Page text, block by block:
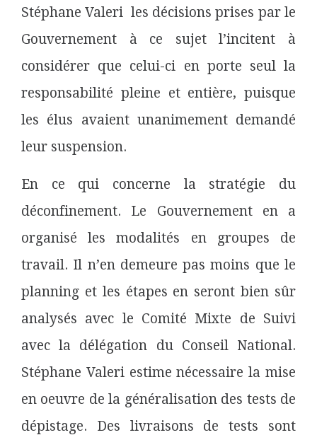
Stéphane Valeri les décisions prises par le
Gouvernement à ce sujet l’incitent à
considérer que celui-ci en porte seul la
responsabilité pleine et entière, puisque
les élus avaient unanimement demandé
leur suspension.
En ce qui concerne la stratégie du
déconfinement. Le Gouvernement en a
organisé les modalités en groupes de
travail. Il n’en demeure pas moins que le
planning et les étapes en seront bien sûr
analysés avec le Comité Mixte de Suivi
avec la délégation du Conseil National.
Stéphane Valeri estime nécessaire la mise
en oeuvre de la généralisation des tests de
dépistage. Des livraisons de tests sont